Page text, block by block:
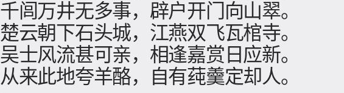
千闾万井无多事，辟户开门向山翠。
楚云朝下石头城，江燕双飞瓦棺寺。
吴士风流甚可亲，相逢嘉赏日应新。
从来此地夸羊酪，自有莼羹定却人。